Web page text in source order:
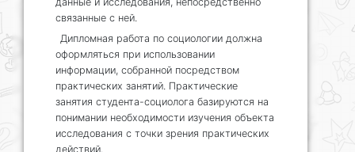
связанные с ней.
Дипломная работа по социологии должна
оформляться при использовании
информации, собранной посредством
практических занятий. Практические
занятия студента-социолога базируются на
понимании необходимости изучения объекта
исследования с точки зрения практических
действий.